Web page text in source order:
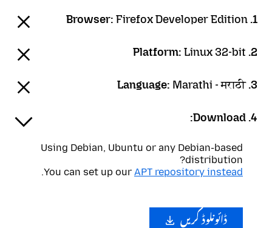
1. Browser:
Firefox Developer Edition
2. Platform:
Linux 32-bit
3. Language:
Marathi - मराठी
4. Download:
Using Debian, Ubuntu or any Debian-based
distribution?
You can set up our APT repository instead
.
ڈائونلوڈ کریں